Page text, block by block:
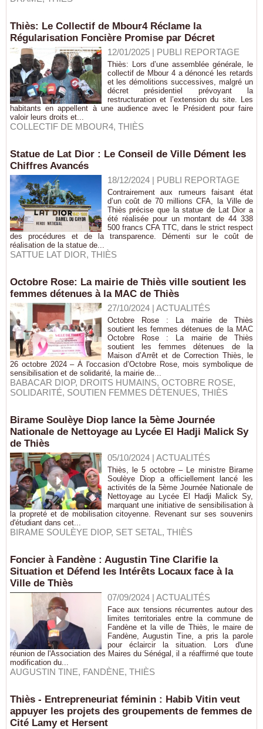
Thiès: Le Collectif de Mbour4 Réclame la
Régularisation Foncière Promise par Décret
12/01/2025| PUBLI REPORTAGE
Thiès: Lors d’une assemblée générale, le
collectif de Mbour 4 a dénoncé les retards
et les démolitions successives, malgré un
décret présidentiel prévoyant la
restructuration et l’extension du site. Les
habitants en appellent à une audience avec le Président pour faire
valoir leurs droits et...
COLLECTIF DE MBOUR4, THIÈS
Statue de Lat Dior : Le Conseil de Ville Dément les
Chiffres Avancés
18/12/2024| PUBLI REPORTAGE
Contrairement aux rumeurs faisant état
d’un coût de 70 millions CFA, la Ville de
Thiès précise que la statue de Lat Dior a
été réalisée pour un montant de 44 338
500 francs CFA TTC, dans le strict respect
des procédures et de la transparence. Démenti sur le coût de
réalisation de la statue de...
SATTUE LAT DIOR, THIÈS
Octobre Rose: La mairie de Thiès ville soutient les
femmes détenues à la MAC de Thiès
27/10/2024| ACTUALITÉS
Octobre Rose : La mairie de Thiès
soutient les femmes détenues de la MAC
Octobre Rose : La mairie de Thiès
soutient les femmes détenues de la
Maison d’Arrêt et de Correction Thiès, le
26 octobre 2024 – À l'occasion d’Octobre Rose, mois symbolique de
sensibilisation et de solidarité, la mairie de...
BABACAR DIOP, DROITS HUMAINS, OCTOBRE ROSE,
SOLIDARITÉ, SOUTIEN FEMMES DÉTENUES, THIÈS
Birame Soulèye Diop lance la 5ème Journée
Nationale de Nettoyage au Lycée El Hadji Malick Sy
de Thiès
05/10/2024| ACTUALITÉS
Thiès, le 5 octobre – Le ministre Birame
Soulèye Diop a officiellement lancé les
activités de la 5ème Journée Nationale de
Nettoyage au Lycée El Hadji Malick Sy,
marquant une initiative de sensibilisation à
la propreté et de mobilisation citoyenne. Revenant sur ses souvenirs
d'étudiant dans cet...
BIRAME SOULÈYE DIOP, SET SETAL , THIÈS
Foncier à Fandène : Augustin Tine Clarifie la
Situation et Défend les Intérêts Locaux face à la
Ville de Thiès
07/09/2024| ACTUALITÉS
Face aux tensions récurrentes autour des
limites territoriales entre la commune de
Fandène et la ville de Thiès, le maire de
Fandène, Augustin Tine, a pris la parole
pour éclaircir la situation. Lors d'une
réunion de l'Association des Maires du Sénégal, il a réaffirmé que toute
modification du...
AUGUSTIN TINE, FANDÈNE, THIÈS
Thiès - Entrepreneuriat féminin : Habib Vitin veut
appuyer les projets des groupements de femmes de
Cité Lamy et Hersent